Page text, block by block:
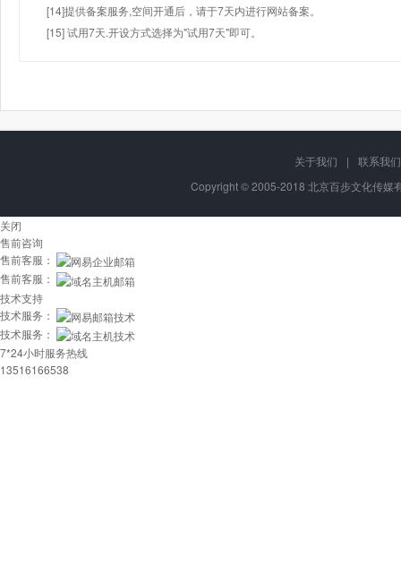
[14]提供备案服务,空间开通后，请于7天内进行网站备案。
[15] 试用7天.开设方式选择为"试用7天"即可。
关于我们 |
联系我们
Copyright © 2005-2018 北京百步文化传
关闭
售前咨询
售前客服：
售前客服：
技术支持
技术服务：
技术服务：
7*24小时服务热线
13516166538